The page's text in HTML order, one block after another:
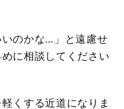
いのかな…」と遠慮せ
に相談してください
くする近道になりま